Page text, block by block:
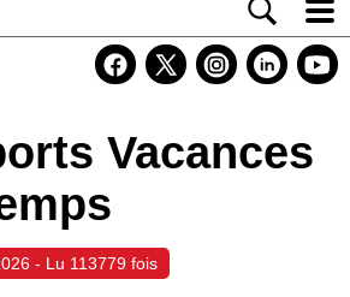
Vacances
- Lu 113779 fois